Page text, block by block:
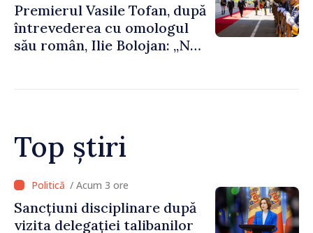
Premierul Vasile Tofan, după
întrevederea cu omologul
său român, Ilie Bolojan: „Ne
pentru oameni”
Top știri
/ Acum 2 ore
Adunarea Populară a
Găgăuziei trebuie să aibă un